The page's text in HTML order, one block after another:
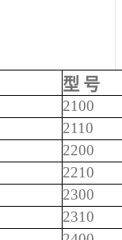
型 号
2100
2110
2200
2210
2300
2310